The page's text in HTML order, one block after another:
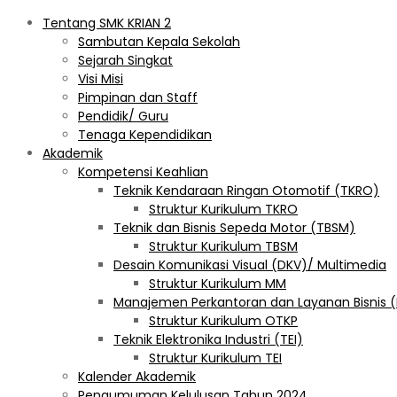
Tentang SMK KRIAN 2
Sambutan Kepala Sekolah
Sejarah Singkat
Visi Misi
Pimpinan dan Staff
Pendidik/ Guru
Tenaga Kependidikan
Akademik
Kompetensi Keahlian
Teknik Kendaraan Ringan Otomotif (TKRO)
Struktur Kurikulum TKRO
Teknik dan Bisnis Sepeda Motor (TBSM)
Struktur Kurikulum TBSM
Desain Komunikasi Visual (DKV)/ Multimedia
Struktur Kurikulum MM
Manajemen Perkantoran dan Layanan Bisnis
Struktur Kurikulum OTKP
Teknik Elektronika Industri (TEI)
Struktur Kurikulum TEI
Kalender Akademik